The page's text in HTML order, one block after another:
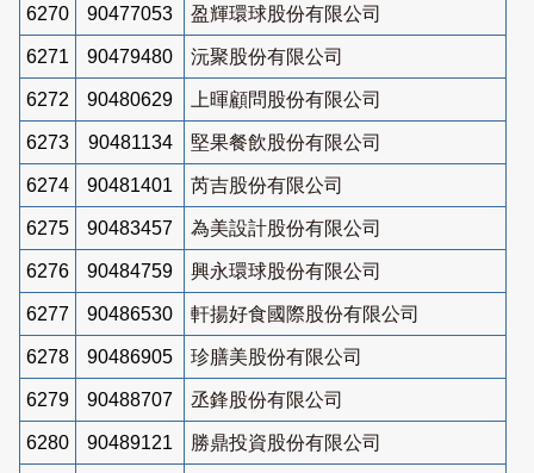
6270 90477053 盈輝環球股份有限公司
6271 90479480 沅聚股份有限公司
6272 90480629 上暉顧問股份有限公司
6273 90481134 堅果餐飲股份有限公司
6274 90481401 芮吉股份有限公司
6275 90483457 為美設計股份有限公司
6276 90484759 興永環球股份有限公司
6277 90486530 軒揚好食國際股份有限公司
6278 90486905 珍膳美股份有限公司
6279 90488707 丞鋒股份有限公司
6280 90489121 勝鼎投資股份有限公司